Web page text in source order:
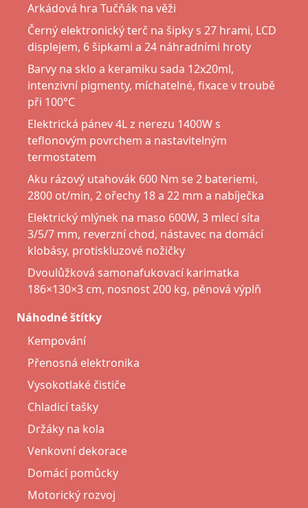
Arkádová hra Tučňák na věži
Černý elektronický terč na šipky s 27 hrami, LCD
displejem, 6 šipkami a 24 náhradními hroty
Barvy na sklo a keramiku sada 12x20ml,
intenzivní pigmenty, míchatelné, fixace v troubě
při 100°C
Elektrická pánev 4L z nerezu 1400W s
teflonovým povrchem a nastavitelným
termostatem
Aku rázový utahovák 600 Nm se 2 bateriemi,
2800 ot/min, 2 ořechy 18 a 22 mm a nabíječka
Elektrický mlýnek na maso 600W, 3 mlecí síta
3/5/7 mm, reverzní chod, nástavec na domácí
klobásy, protiskluzové nožičky
Dvoulůžková samonafukovací karimatka
186×130×3 cm, nosnost 200 kg, pěnová výplň
Náhodné štítky
Kempování
Přenosná elektronika
Vysokotlaké čističe
Chladicí tašky
Držáky na kola
Venkovní dekorace
Domácí pomůcky
Motorický rozvoj